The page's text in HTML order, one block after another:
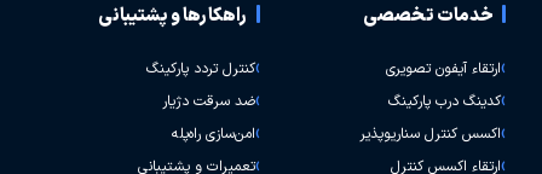
خدمات تخصصی
ارتقاء آیفون تصویری
کدینگ درب پارکینگ
اکسس کنترل سناریوپذیر
ارتقاء اکسس کنترل
راهکارها و پشتیبانی
کنترل تردد پارکینگ
ضد سرقت دژیار
امن‌سازی راه‌پله
تعمیرات و پشتیبانی